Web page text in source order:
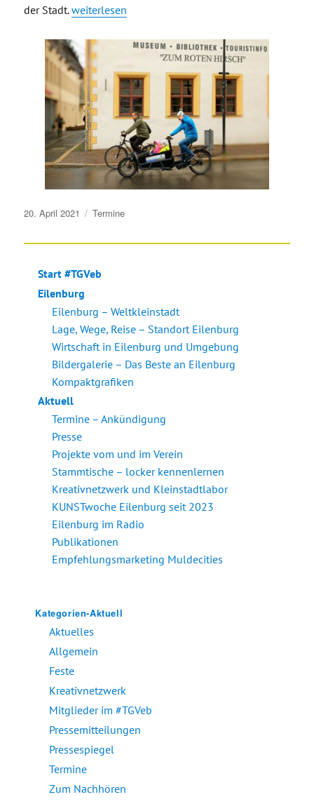
der Stadt.„Digitaler RadErlebnisTag 2021“
weiterlesen
Veröffentlicht
20. April 2021 Termine
Start #TGVeb
Eilenburg
Eilenburg – Weltkleinstadt
Lage, Wege, Reise – Standort Eilenburg
Wirtschaft in Eilenburg und Umgebung
Bildergalerie – Das Beste an Eilenburg
Kompaktgrafiken
Aktuell
Termine – Ankündigung
Presse
Projekte vom und im Verein
Stammtische – locker kennenlernen
Kreativnetzwerk und Kleinstadtlabor
KUNSTwoche Eilenburg seit 2023
Eilenburg im Radio
Publikationen
Empfehlungsmarketing Muldecities
Kategorien-Aktuell
Aktuelles
Allgemein
Feste
Kreativnetzwerk
Mitglieder im #TGVeb
Pressemitteilungen
Pressespiegel
Termine
Zum Nachhören